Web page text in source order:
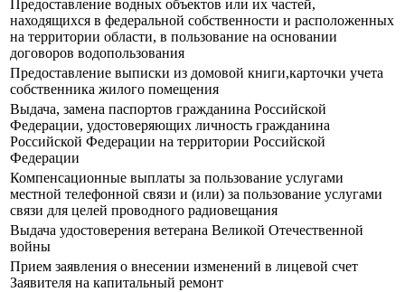
Предоставление водных объектов или их частей,
находящихся в федеральной собственности и расположенных
на территории области, в пользование на основании
договоров водопользования
Предоставление выписки из домовой книги,карточки учета
собственника жилого помещения
Выдача, замена паспортов гражданина Российской
Федерации, удостоверяющих личность гражданина
Российской Федерации на территории Российской
Федерации
Компенсационные выплаты за пользование услугами
местной телефонной связи и (или) за пользование услугами
связи для целей проводного радиовещания
Выдача удостоверения ветерана Великой Отечественной
войны
Прием заявления о внесении изменений в лицевой счет
Заявителя на капитальный ремонт